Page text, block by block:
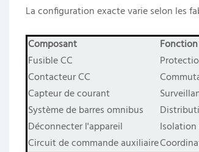
La configuration exacte varie selon les
Composant
Fonction
Fusible CC
Contacteur CC
Capteur de courant
Système de barres omnibus
Déconnecter l'appareil
Circuit de commande auxiliaire